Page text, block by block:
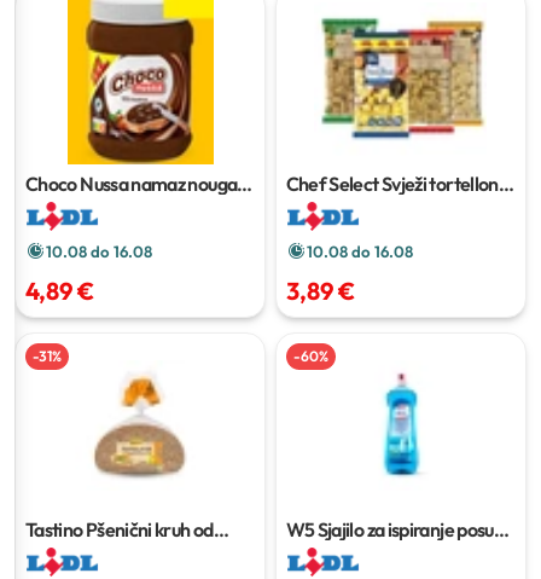
Choco Nussa namaz nougat
XXL 1 kg
10.08 do 16.08
4,89 €
Chef Select Svježi tortelloni1
kg
10.08 do 16.08
3,89 €
-31%
Tastino Pšenični kruh od
cjelovitog zrna
-60%
W5 Sjajilo za ispiranje posuda
1 l